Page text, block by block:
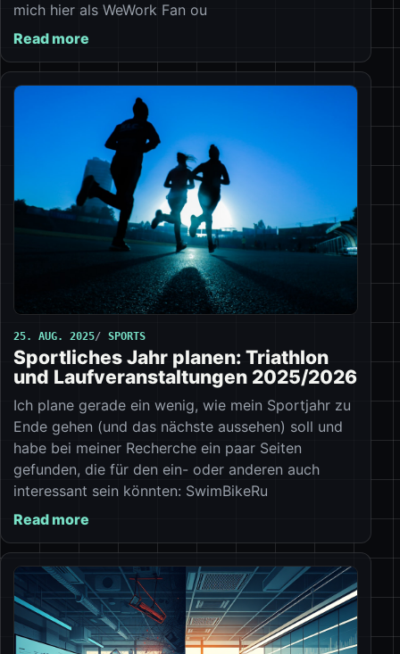
mich hier als WeWork Fan ou
Read more
25. AUG. 2025 SPORTS
Sportliches Jahr planen: Triathlon
und Laufveranstaltungen 2025/2026
Ich plane gerade ein wenig, wie mein Sportjahr zu
Ende gehen (und das nächste aussehen) soll und
habe bei meiner Recherche ein paar Seiten
gefunden, die für den ein- oder anderen auch
interessant sein könnten: SwimBikeRu
Read more